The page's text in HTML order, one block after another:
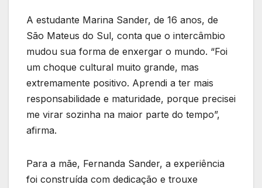
A estudante Marina Sander, de 16 anos, de
São Mateus do Sul, conta que o intercâmbio
mudou sua forma de enxergar o mundo. “Foi
um choque cultural muito grande, mas
extremamente positivo. Aprendi a ter mais
responsabilidade e maturidade, porque precisei
me virar sozinha na maior parte do tempo”,
afirma.
Para a mãe, Fernanda Sander, a experiência
foi construída com dedicação e trouxe